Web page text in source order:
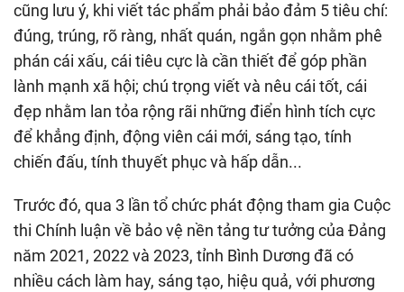
cũng lưu ý, khi viết tác phẩm phải bảo đảm 5 tiêu chí:
đúng, trúng, rõ ràng, nhất quán, ngắn gọn nhằm phê
phán cái xấu, cái tiêu cực là cần thiết để góp phần
lành mạnh xã hội; chú trọng viết và nêu cái tốt, cái
đẹp nhằm lan tỏa rộng rãi những điển hình tích cực
để khẳng định, động viên cái mới, sáng tạo, tính
chiến đấu, tính thuyết phục và hấp dẫn...
Trước đó, qua 3 lần tổ chức phát động tham gia Cuộc
thi Chính luận về bảo vệ nền tảng tư tưởng của Đảng
năm 2021, 2022 và 2023, tỉnh Bình Dương đã có
nhiều cách làm hay, sáng tạo, hiệu quả, với phương